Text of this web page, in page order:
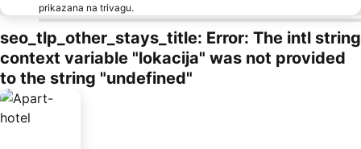
prikazana na trivagu.
seo_tlp_other_stays_title: Error: The intl string
context variable "lokacija" was not provided
to the string "undefined"